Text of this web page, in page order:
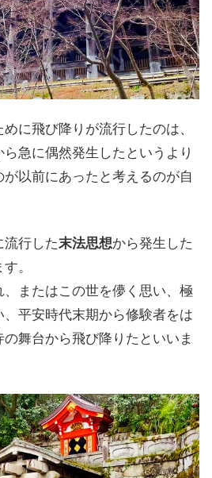
に飛び降りが流行したのは、
急に偶然発生したというより
以前にあったと考えるのが自
流行した末法思想から発生した
。
、またはこの世を儚く思い、極
平安時代末期から修験者をは
舞台から飛び降りたといいま